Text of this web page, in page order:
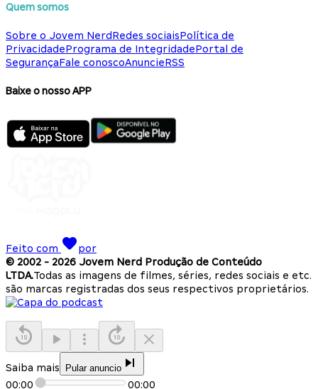
Quem somos
Sobre o Jovem NerdRedes sociaisPolítica de
PrivacidadePrograma de IntegridadePortal de
SegurançaFale conoscoAnuncieRSS
Baixe o nosso APP
Feito com
por
© 2002 - 2026 Jovem Nerd Produção de Conteúdo
LTDA.Todas as imagens de filmes, séries, redes sociais e etc.
são marcas registradas dos seus respectivos proprietários.
Saiba mais Pular anuncio
00:00 00:00